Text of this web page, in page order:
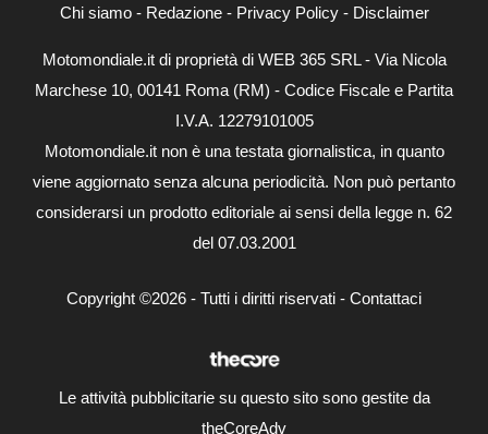
Chi siamo- Redazione- Privacy Policy- Disclaimer
Motomondiale.it di proprietà di WEB 365 SRL - Via Nicola
Marchese 10, 00141 Roma (RM) - Codice Fiscale e Partita
I.V.A. 12279101005
Motomondiale.it non è una testata giornalistica, in quanto
viene aggiornato senza alcuna periodicità. Non può pertanto
considerarsi un prodotto editoriale ai sensi della legge n. 62
del 07.03.2001
Copyright ©2026 - Tutti i diritti riservati - Contattaci
Le attività pubblicitarie su questo sito sono gestite da
theCoreAdv